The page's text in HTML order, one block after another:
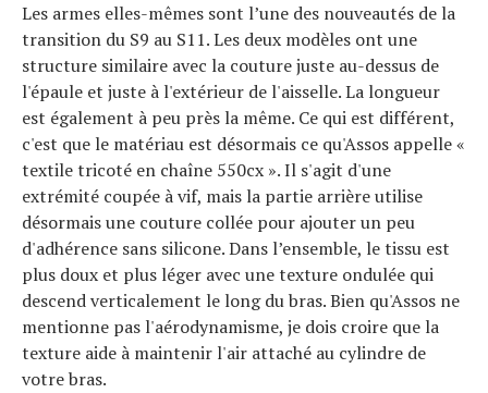
Les armes elles-mêmes sont l’une des nouveautés de la
transition du S9 au S11. Les deux modèles ont une
structure similaire avec la couture juste au-dessus de
l'épaule et juste à l'extérieur de l'aisselle. La longueur
est également à peu près la même. Ce qui est différent,
c'est que le matériau est désormais ce qu'Assos appelle «
textile tricoté en chaîne 550cx ». Il s'agit d'une
extrémité coupée à vif, mais la partie arrière utilise
désormais une couture collée pour ajouter un peu
d'adhérence sans silicone. Dans l’ensemble, le tissu est
plus doux et plus léger avec une texture ondulée qui
descend verticalement le long du bras. Bien qu'Assos ne
mentionne pas l'aérodynamisme, je dois croire que la
texture aide à maintenir l'air attaché au cylindre de
votre bras.
Actualités
Technologies
Tests de produits
Conseils
Tendances
Tous nos articles
À propos